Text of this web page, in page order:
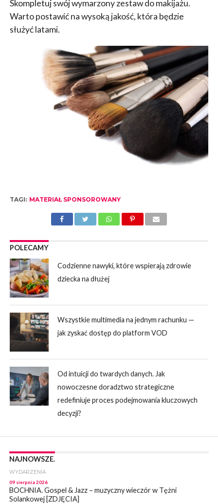
Skompletuj swój wymarzony zestaw do makijażu.
Warto postawić na wysoką jakość, która będzie
służyć latami.
TAGI: MATERIAŁ SPONSOROWANY
POLECAMY
Codzienne nawyki, które wspierają zdrowie
dziecka na dłużej
Wszystkie multimedia na jednym rachunku —
jak zyskać dostęp do platform VOD
Od intuicji do twardych danych. Jak
nowoczesne doradztwo strategiczne
redefiniuje proces podejmowania kluczowych
decyzji?
NAJNOWSZE.
WYDARZENIA
09 sierpnia 2026
BOCHNIA. Gospel & Jazz – muzyczny wieczór w Tężni
Solankowej [ZDJĘCIA]